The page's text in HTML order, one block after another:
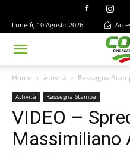
Lunedì, 10 Agosto 2026
Home Attività Rassegna
Attività Rassegna Stampa
VIDEO –
Massimiliano